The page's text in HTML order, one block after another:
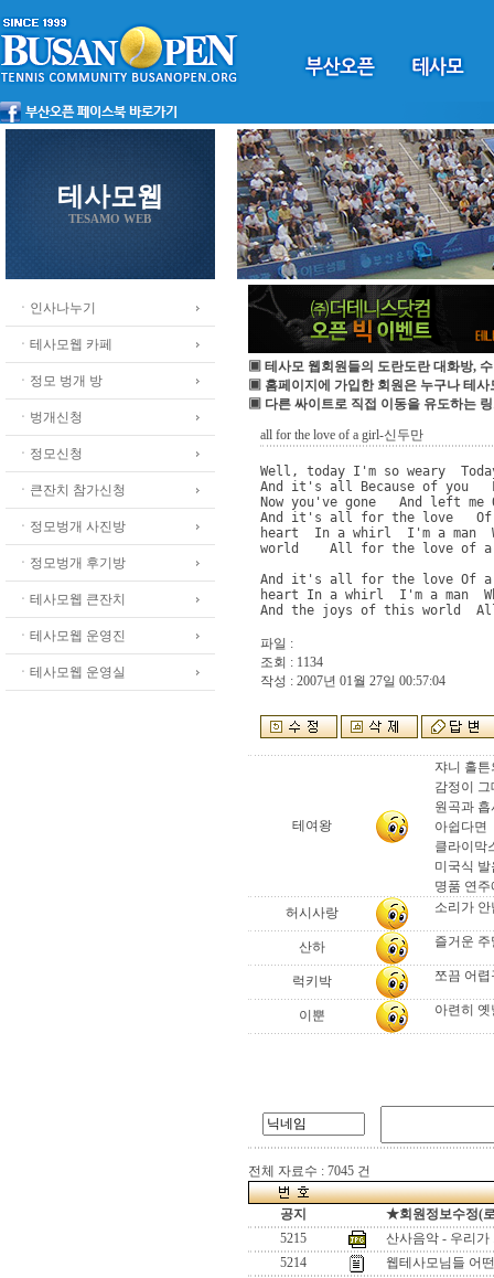
테사모웹
TESAMO WEB
ㆍ인사나누기
ㆍ테사모웹 카페
ㆍ정모 벙개 방
ㆍ벙개신청
ㆍ정모신청
ㆍ큰잔치 참가신청
ㆍ정모벙개 사진방
ㆍ정모벙개 후기방
ㆍ테사모웹 큰잔치
ㆍ테사모웹 운영진
ㆍ테사모웹 운영실
▣ 테사모 웹회원들의 도란도란 대화방,
▣ 홈페이지에 가입한 회원은 누구나 테사
▣ 다른 싸이트로 직접 이동을 유도하는
all for the love of a girl-신두만
Well, today I'm so weary
And it's all Because of you
Now you've gone   And left
And it's all for the love
heart  In a whirl  I'm a man
world    All for the love of
And it's all for the love Of
heart In a whirl  I'm a
And the joys of this world
파일 :
조회 : 1134
작성 : 2007년 01월 27일 00:57:04
테여왕
쟈니 홀
감정이
원곡과
아쉽다면
클라이막
미국식
명품 연
허시사랑
소리가
산하 즐거운
럭키박 쪼끔 어
이뿐 아련히
전체 자료수 : 7045 건
공지
★회원정보수정(
5215
산사음악 - 우리
5214
웹테사모님들 어